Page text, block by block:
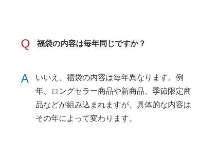
Q 福袋の内容は毎年同じですか？
A
いいえ、福袋の内容は毎年異なります。例
年、ロングセラー商品や新商品、季節限定商
品などが組み込まれますが、具体的な内容は
その年によって変わります​​。